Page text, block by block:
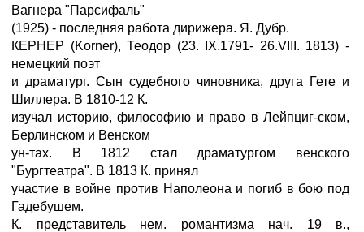
Вагнера "Парсифаль"
(1925) - последняя работа дирижера. Я. Дубр.
КЕРНЕР (Korner), Теодор (23. IX.1791- 26.VIII. 1813) -
немецкий поэт
и драматург. Сын судебного чиновника, друга Гете и
Шиллера. В 1810-12 К.
изучал историю, философию и право в Лейпциг-ском,
Берлинском и Венском
ун-тах. В 1812 стал драматургом венского
"Бургтеатра". В 1813 К. принял
участие в войне против Наполеона и погиб в бою под
Гадебушем.
К. представитель нем. романтизма нач. 19 в.,